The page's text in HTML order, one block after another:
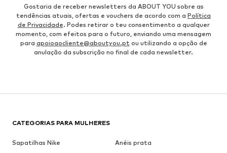
Gostaria de receber newsletters da ABOUT YOU sobre as
tendências atuais, ofertas e vouchers de acordo com a Política
de Privacidade. Podes retirar o teu consentimento a qualquer
momento, com efeitos para o futuro, enviando uma mensagem
para apoioaocliente@aboutyou.ptou utilizando a opção de
anulação da subscrição no final de cada newsletter.
CATEGORIAS PARA MULHERES
Sapatilhas Nike
Anéis prata